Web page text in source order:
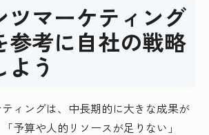
ツマーケティング
参考に自社の戦略
う
ィングは、中長期的に大きな成果が
予算や人的リソースが足りない」